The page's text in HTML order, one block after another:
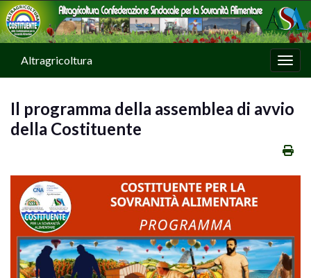
Altragricoltura
Il programma della assemblea di avvio
della Costituente